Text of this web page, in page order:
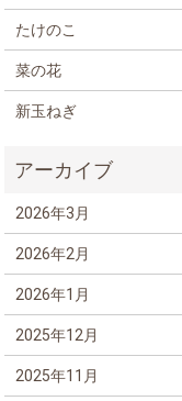
たけのこ
菜の花
新玉ねぎ
2026年3月
2026年2月
2026年1月
2025年12月
2025年11月